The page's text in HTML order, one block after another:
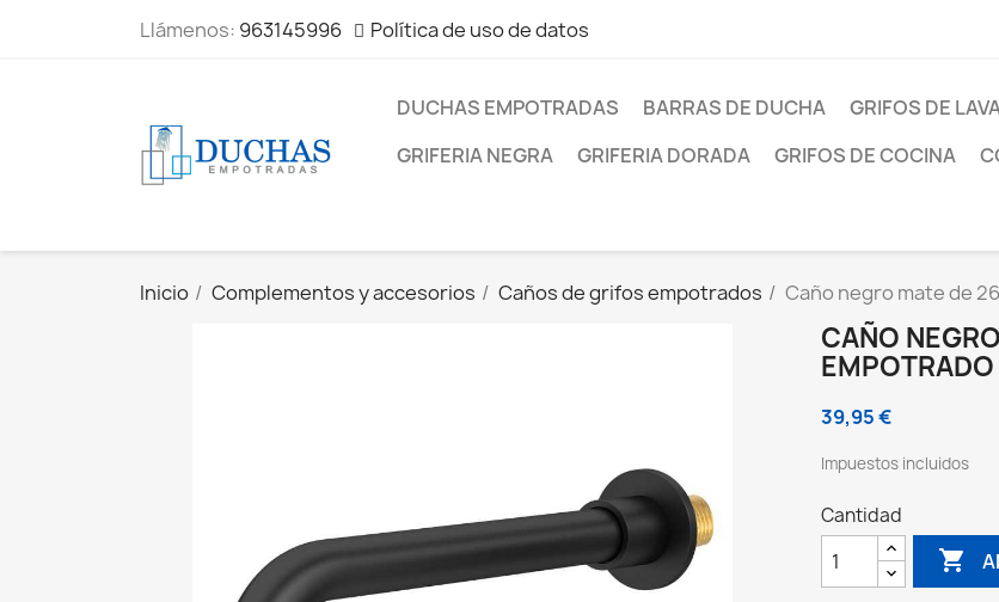
Llámenos: 963145996 Política de uso de datos
DUCHAS EMPOTRADAS BARRAS DE DUCHA GRIFOS DE
GRIFERIA NEGRA
GRIFERIA DORADA GRIFOS DE COCINA
Inicio Complementos y accesorios Caños de grifos empotrados Caño negro mate de
CAÑO
EMPOTRADO
39,95 €
Impuestos incluidos
Cantidad
